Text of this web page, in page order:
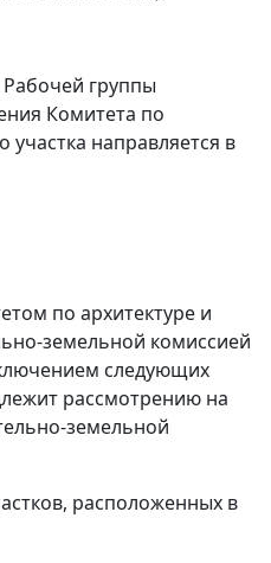
группы
Комитета по
участка направляется в
по архитектуре и
земельной комиссией
следующих
рассмотрению на
земельной
расположенных в